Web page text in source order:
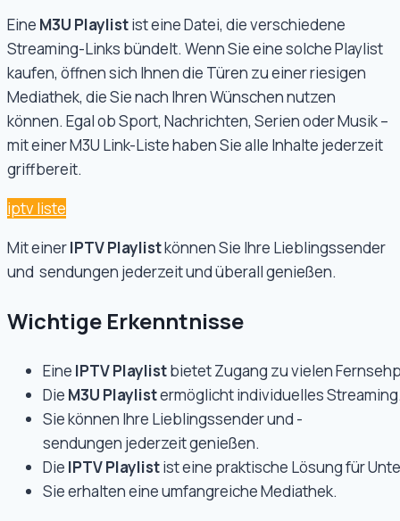
Eine M3U Playlistist eine Datei, die verschiedene
Streaming-Links bündelt. Wenn Sie eine solche Playlist
kaufen, öffnen sich Ihnen die Türen zu einer riesigen
Mediathek, die Sie nach Ihren Wünschen nutzen
können. Egal ob Sport, Nachrichten, Serien oder Musik –
mit einer M3U Link-Liste haben Sie alle Inhalte jederzeit
griffbereit.
iptv liste
Mit einerIPTV Playlistkönnen Sie Ihre Lieblingssender
und sendungen jederzeit und überall genießen.
Wichtige Erkenntnisse
Eine IPTV Playlistbietet Zugang zu vielen
Die M3U Playlistermöglicht individuelles
Sie können Ihre Lieblingssender und -
sendungen jederzeit genießen.
Die IPTV Playlistist eine praktische Lösung für
Sie erhalten eine umfangreiche Mediathek.